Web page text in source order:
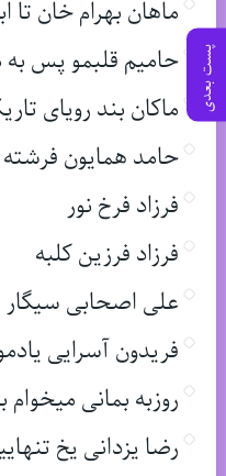
پست بعدی
ماهان بهرام خان تا
حامیم قلبمو پس
ماکان بند رویای
حامد همایون فرشته
فرزاد فرخ نور
فرزاد فرزین کلبه
علی اصحابی سیگار
فریدون آسرایی
روزبه بمانی
رضا یزدانی یخ